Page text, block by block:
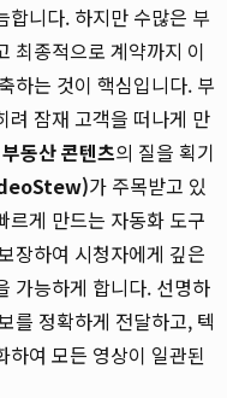
합니다. 하지만 수많은 부
최종적으로 계약까지 이
하는 것이 핵심입니다. 부
려 잠재 고객을 떠나게 만
부동산 콘텐츠의 질을 획기
가 주목받고 있
르게 만드는 자동화 도구
장하여 시청자에게 깊은
가능하게 합니다. 선명하
를 정확하게 전달하고, 텍
여 모든 영상이 일관된